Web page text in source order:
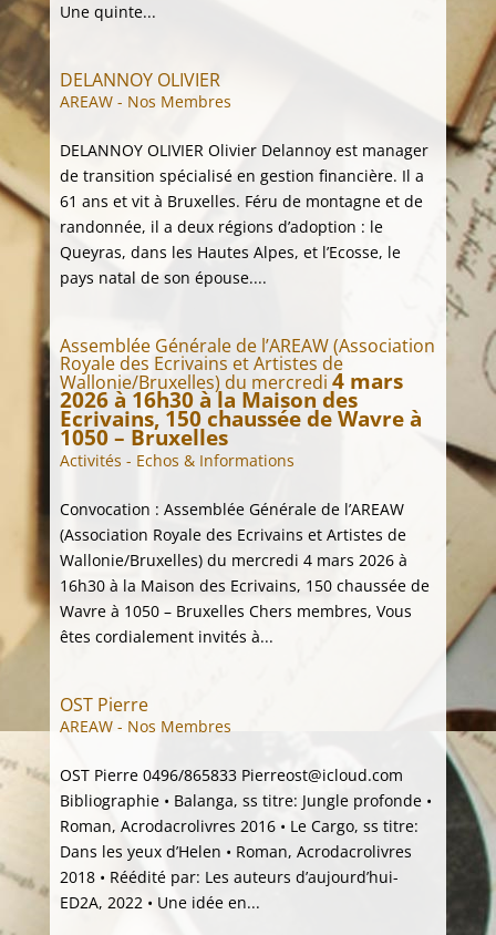
Une quinte...
DELANNOY OLIVIER
AREAW - Nos Membres
DELANNOY OLIVIER Olivier Delannoy est manager
de transition spécialisé en gestion financière. Il a
61 ans et vit à Bruxelles. Féru de montagne et de
randonnée, il a deux régions d’adoption : le
Queyras, dans les Hautes Alpes, et l’Ecosse, le
pays natal de son épouse....
Assemblée Générale de l’AREAW (Association
Royale des Ecrivains et Artistes de
Wallonie/Bruxelles) du mercredi 4 mars
2026 à 16h30 à la Maison des
Ecrivains, 150 chaussée de Wavre à
1050 – Bruxelles
Activités - Echos & Informations
Convocation : Assemblée Générale de l’AREAW
(Association Royale des Ecrivains et Artistes de
Wallonie/Bruxelles) du mercredi 4 mars 2026 à
16h30 à la Maison des Ecrivains, 150 chaussée de
Wavre à 1050 – Bruxelles Chers membres, Vous
êtes cordialement invités à...
OST Pierre
AREAW - Nos Membres
OST Pierre 0496/865833 Pierreost@icloud.com
Bibliographie • Balanga, ss titre: Jungle profonde •
Roman, Acrodacrolivres 2016 • Le Cargo, ss titre:
Dans les yeux d’Helen • Roman, Acrodacrolivres
2018 • Réédité par: Les auteurs d’aujourd’hui-
ED2A, 2022 • Une idée en...